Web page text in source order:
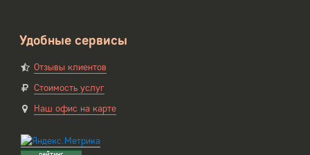
Удобные сервисы
Отзывы клиентов
Стоимость услуг
Наш офис на карте